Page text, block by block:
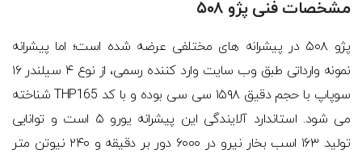
مشخصات فنی پژو ۵۰۸
پژو ۵۰۸ در پیشرانه های مختلفی عرضه شده است؛ اما پیشرانه
نمونه وارداتی طبق وب سایت وارد کننده رسمی، از نوع ۴ سیلندر ۱۶
سوپاپ با حجم دقیق ۱۵۹۸ سی سی بوده و با کد THP165 شناخته
می شود. استاندارد آلایندگی این پیشرانه یورو ۵ است و توانایی
تولید ۱۶۳ اسب بخار نیرو در ۶۰۰۰ دور بر دقیقه و ۲۴۰ نیوتن متر